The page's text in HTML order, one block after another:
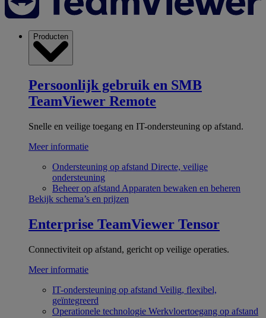
Producten
Persoonlijk gebruik en SMB
TeamViewer Remote
Snelle en veilige toegang en IT-ondersteuning op afstand.
Meer informatie
Ondersteuning op afstand Directe, veilige
ondersteuning
Beheer op afstand Apparaten bewaken en beheren
Bekijk schema’s en prijzen
Enterprise TeamViewer Tensor
Connectiviteit op afstand, gericht op veilige operaties.
Meer informatie
IT-ondersteuning op afstand Veilig, flexibel,
geïntegreerd
Operationele technologie Werkvloertoegang op afstand